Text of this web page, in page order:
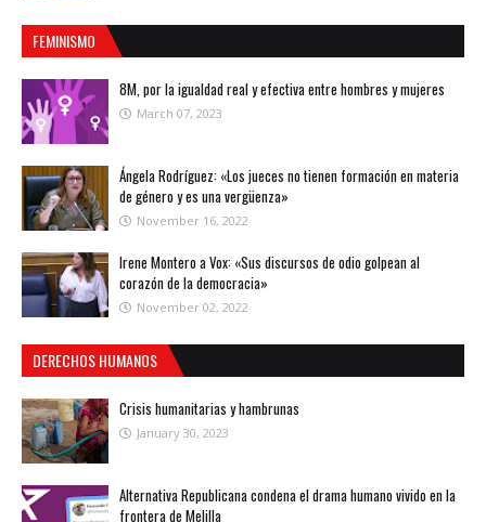
FEMINISMO
8M, por la igualdad real y efectiva entre hombres y mujeres
March 07, 2023
Ángela Rodríguez: «Los jueces no tienen formación en materia
de género y es una vergüenza»
November 16, 2022
Irene Montero a Vox: «Sus discursos de odio golpean al
corazón de la democracia»
November 02, 2022
DERECHOS HUMANOS
Crisis humanitarias y hambrunas
January 30, 2023
Alternativa Republicana condena el drama humano vivido en la
frontera de Melilla